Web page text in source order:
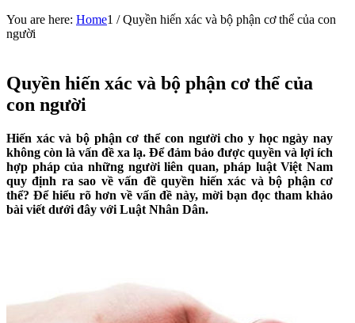
You are here: Home1 / Quyền hiến xác và bộ phận cơ thể của con
người
Quyền hiến xác và bộ phận cơ thể của
con người
Hiến xác và bộ phận cơ thể con người cho y học ngày nay
không còn là vấn đề xa lạ. Để đảm bảo được quyền và lợi ích
hợp pháp của những người liên quan, pháp luật Việt Nam
quy định ra sao về vấn đề quyền hiến xác và bộ phận cơ
thể? Để hiểu rõ hơn về vấn đề này, mời bạn đọc tham khảo
bài viết dưới đây với Luật Nhân Dân.